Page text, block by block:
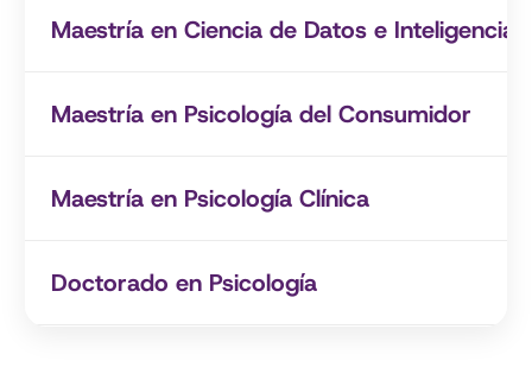
Maestría en Ciencia de Datos e Inteligencia
Maestría en Psicología del Consumidor
Maestría en Psicología Clínica
Doctorado en Psicología